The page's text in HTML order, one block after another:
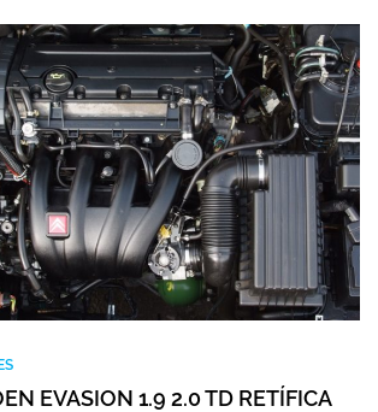
EVASION 1.9 2.0 TD RETÍFICA